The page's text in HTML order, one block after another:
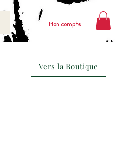
Mon compte
Vers la Boutique